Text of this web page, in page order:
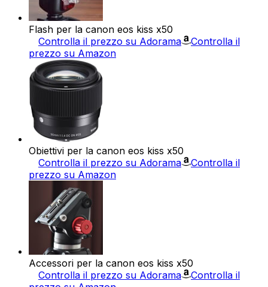
Flash per la canon eos kiss x50
Controlla il prezzo su Adorama
Controlla il
prezzo su Amazon
Obiettivi per la canon eos kiss x50
Controlla il prezzo su Adorama
Controlla il
prezzo su Amazon
Accessori per la canon eos kiss x50
Controlla il prezzo su Adorama
Controlla il